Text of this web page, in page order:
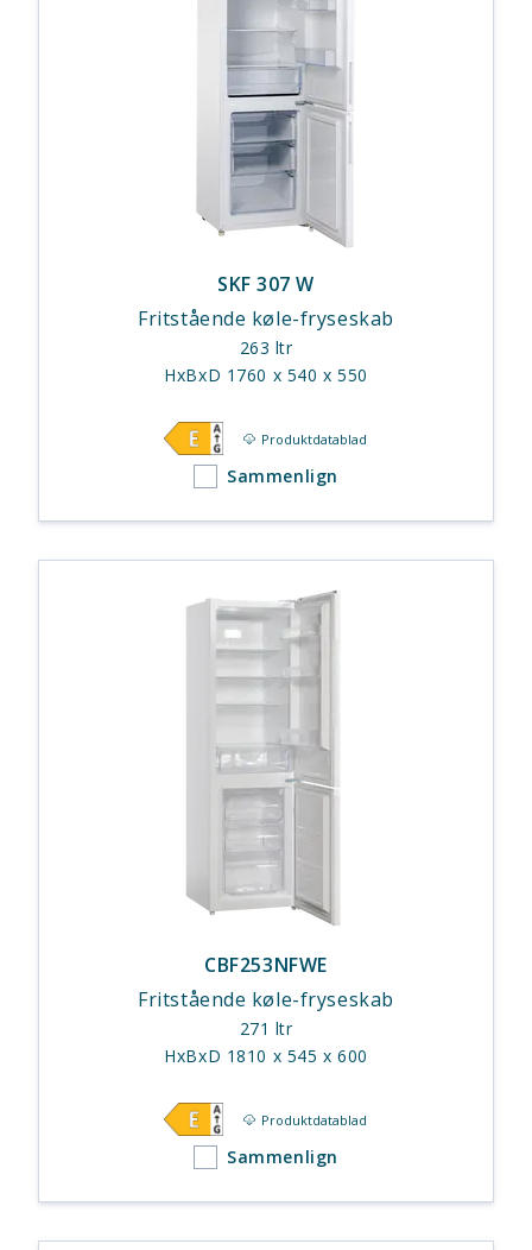
SKF 307 W
Fritstående køle-fryseskab
263 ltr
HxBxD 1760 x 540 x 550
Produktdatablad
Sammenlign
CBF253NFWE
Fritstående køle-fryseskab
271 ltr
HxBxD 1810 x 545 x 600
Produktdatablad
Sammenlign